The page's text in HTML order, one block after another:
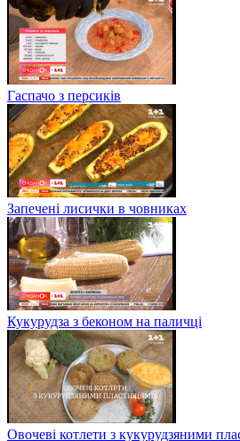
Гаспачо з персиків
Запечені лисички в човниках
Кукурудза з беконом на паличці
Овочеві котлети з кукурудзяними